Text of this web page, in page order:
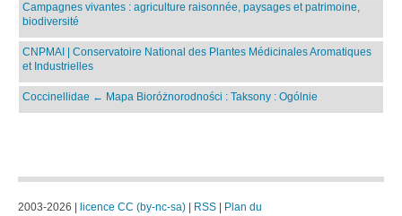
Campagnes vivantes : agriculture raisonnée, paysages et patrimoine,
biodiversité
CNPMAI | Conservatoire National des Plantes Médicinales Aromatiques
et Industrielles
Coccinellidae ← Mapa Bioróżnorodności : Taksony : Ogólnie
2003-2026 | licence CC (by-nc-sa) | RSS | Plan du